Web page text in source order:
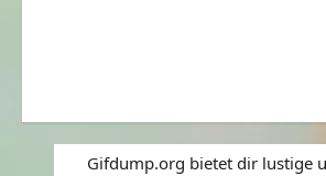
Gifdump.org bietet dir lustige